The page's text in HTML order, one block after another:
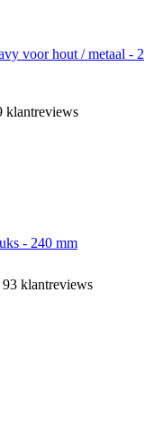
voor hout / metaal - 2
klantreviews
- 240 mm
93 klantreviews